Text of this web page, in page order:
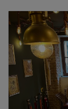
Dienstag
Mittwoch
Donnerstag
Freitag
Samstag
Sonntag
Du bist auf